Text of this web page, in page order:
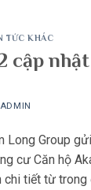
TỨC KHÁC
cập
ADMIN
Long Group
cư Căn hộ
chi tiết từ trong